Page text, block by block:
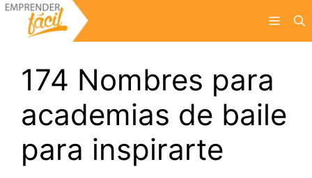
Saltar
Menú
174 Nombres para
academias de baile
para inspirarte